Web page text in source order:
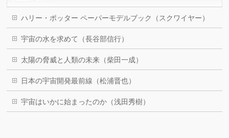
ハリー・ポッター ペーパーモデルブック（スクワイヤー）
宇宙の水を求めて（長谷部信行）
太陽の脅威と人類の未来（柴田一成）
日本の宇宙開発最前線（松浦晋也）
宇宙はいかに始まったのか（浅田秀樹）